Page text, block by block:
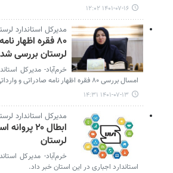
۱۴۰۱-۰۷-۱۶ ۱۲:۰۲
مدیرکل استاندارد
۸۰ فقره اظهار
لرستان بررسی شد
خرم‌آباد- مدیرکل
امسال بررسی ۸۰ فقره اظهار نامه صادراتی و وارداتی از سوی این نهاد بررسی شد.
۱۴۰۱-۰۷-۱۳ ۱۴:۳۱
مدیرکل استاندارد
ابطال ۲۰
لرستان
استاندارد اجباری در این استان خبر داد.